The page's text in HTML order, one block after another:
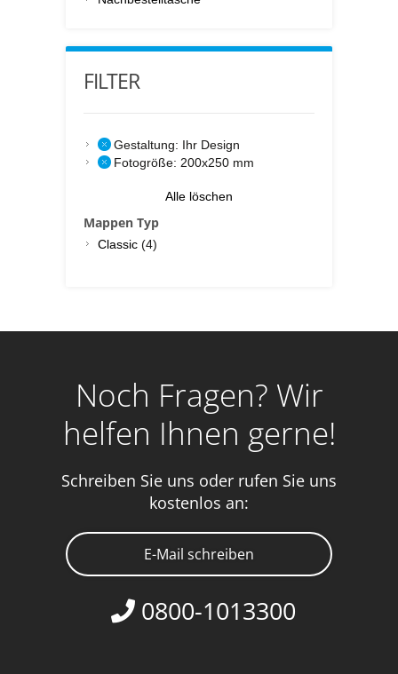
FILTER
Gestaltung: Ihr Design
Fotogröße: 200x250 mm
Alle löschen
Mappen Typ
Classic (4)
Noch Fragen? Wir
helfen Ihnen gerne!
Schreiben Sie uns oder rufen Sie uns
kostenlos an:
E-Mail schreiben
0800-1013300